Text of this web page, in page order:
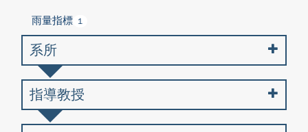
雨量指標 1
系所
指導教授